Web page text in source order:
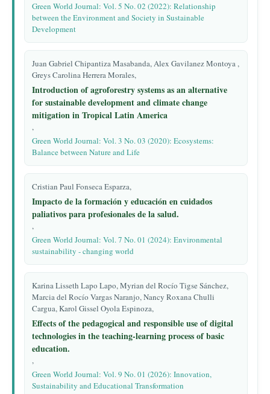
Green World Journal: Vol. 5 No. 02 (2022): Relationship
between the Environment and Society in Sustainable
Development
Juan Gabriel Chipantiza Masabanda, Alex Gavilanez Montoya ,
Greys Carolina Herrera Morales,
Introduction of agroforestry systems as an alternative
for sustainable development and climate change
mitigation in Tropical Latin America
,
Green World Journal: Vol. 3 No. 03 (2020): Ecosystems:
Balance between Nature and Life
Cristian Paul Fonseca Esparza,
Impacto de la formación y educación en cuidados
paliativos para profesionales de la salud.
,
Green World Journal: Vol. 7 No. 01 (2024): Environmental
sustainability - changing world
Karina Lisseth Lapo Lapo, Myrian del Rocío Tigse Sánchez,
Marcia del Rocío Vargas Naranjo, Nancy Roxana Chulli
Cargua, Karol Gissel Oyola Espinoza,
Effects of the pedagogical and responsible use of digital
technologies in the teaching-learning process of basic
education.
,
Green World Journal: Vol. 9 No. 01 (2026): Innovation,
Sustainability and Educational Transformation